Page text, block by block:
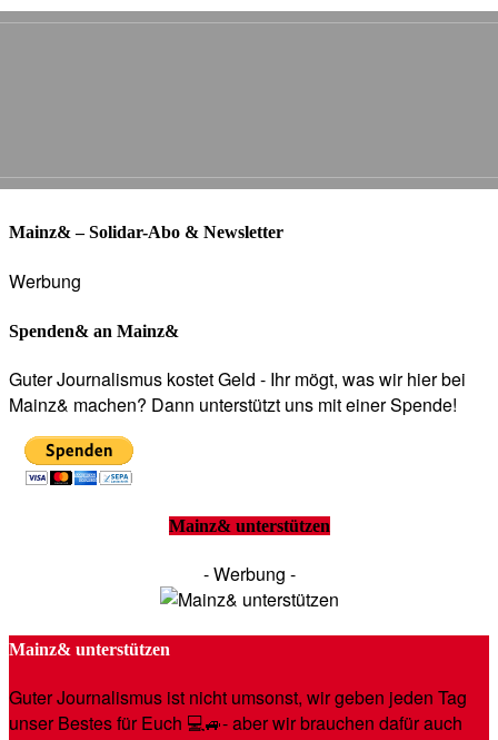
Mainz& – Solidar-Abo & Newsletter
Werbung
Spenden& an Mainz&
Guter Journalismus kostet Geld - Ihr mögt, was wir hier bei
Mainz& machen? Dann unterstützt uns mit einer Spende!
Mainz& unterstützen
- Werbung -
Mainz& unterstützen
Guter Journalismus ist nicht umsonst, wir geben jeden Tag
unser Bestes für Euch 💻🚙- aber wir brauchen dafür auch